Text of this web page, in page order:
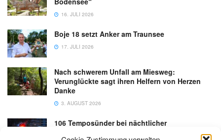
16. JULI 2026
Boje 18 setzt Anker am Traunsee
17. JULI 2026
Nach schwerem Unfall am Miesweg:
Verunglückte sagt ihren Helfern von Herzen
Danke
3. AUGUST 2026
106 Temposünder bei nächtlicher